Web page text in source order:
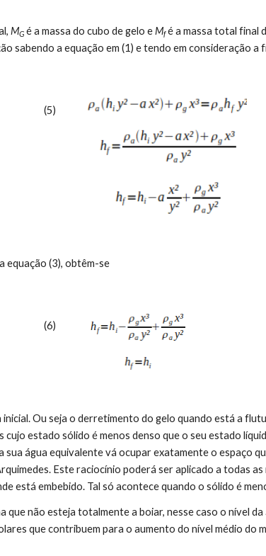
MG é a massa do cubo de gelo e Mf é a massa total final
sabendo a equação em (1) e tendo em consideração
(5)
equação (3), obtêm-se
(6)
cujo estado sólido é menos denso que o seu estado
sua água equivalente vá ocupar exatamente o espaço
Este raciocínio poderá ser aplicado a todas
está embebido. Tal só acontece quando o sólido é
que contribuem para o aumento do nível médio do